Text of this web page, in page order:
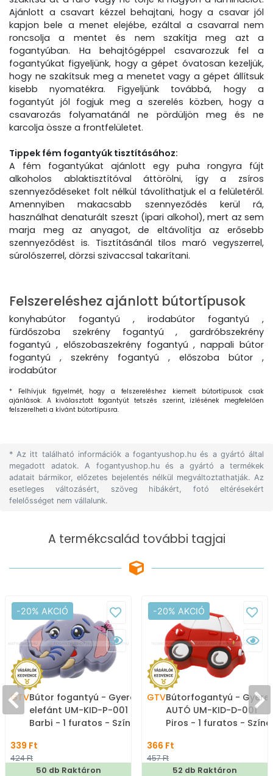
Ajánlott a csavart kézzel behajtani, hogy a csavar jól
kapjon bele a menet elejébe, ezáltal a csavarral nem
roncsolja a mentet és nem szakítja meg azt a
fogantyúban. Ha behajtógéppel csavarozzuk fel a
fogantyúkat figyeljünk, hogy a gépet óvatosan kezeljük,
hogy ne szakítsuk meg a menetet vagy a gépet állítsuk
kisebb nyomatékra. Figyeljünk továbbá, hogy a
fogantyút jól fogjuk meg a szerelés közben, hogy a
csavarozás folyamatánál ne pördüljön meg és ne
karcolja össze a frontfelületet.
Tippek fém fogantyúk tisztításához:
A fém fogantyúkat ajánlott egy puha rongyra fújt
alkoholos ablaktisztítóval áttörölni, így a zsíros
szennyeződéseket folt nélkül távolíthatjuk el a felületéről.
Amennyiben makacsabb szennyeződés kerül rá,
használhat denaturált szeszt (ipari alkohol), mert az sem
marja meg az anyagot, de eltávolítja az erősebb
szennyeződést is. Tisztításánál tilos maró vegyszerrel,
súrolószerrel, dörzsi szivaccsal takarítani.
Felszereléshez ajánlott bútortípusok
konyhabútor fogantyú , irodabútor fogantyú ,
fürdőszoba szekrény fogantyú , gardróbszekrény
fogantyú , előszobaszekrény fogantyú , nappali bútor
fogantyú , szekrény fogantyú , előszoba bútor ,
irodabútor
* Felhívjuk figyelmét, hogy a felszereléshez kiemelt bútortípusok csak
ajánlások. A kiválasztott fogantyút tetszés szerint, ízlésének megfelelően
felszerelheti a kívánt bútortípusra.
* Az itt található információk a fogantyushop.hu és a gyártó által
megadott adatok. A fogantyushop.hu és a gyártó a termékek
adatait bármikor, előzetes bejelentés nélkül megváltoztathatják. Az
esetleges változásért, szöveg hibákért, fotó eltérésekért
felelősséget nem vállalunk.
A termékcsalád további tagjai
-20% AKCIÓ
GTVBútor fogantyú - Gyerek
elefánt UM-KID-P-001
Barbi - 1 furatos - Színes
állatos gyerekbútor
fogantyú
339 Ft
424 Ft
50 db Raktáron
-20% AKCIÓ
GTVBútorfogantyú -
AUTÓ UM-KID-D-001
Piros - 1 furatos -
gyerekbútor fogantyú
366 Ft
457 Ft
52 db Raktáron